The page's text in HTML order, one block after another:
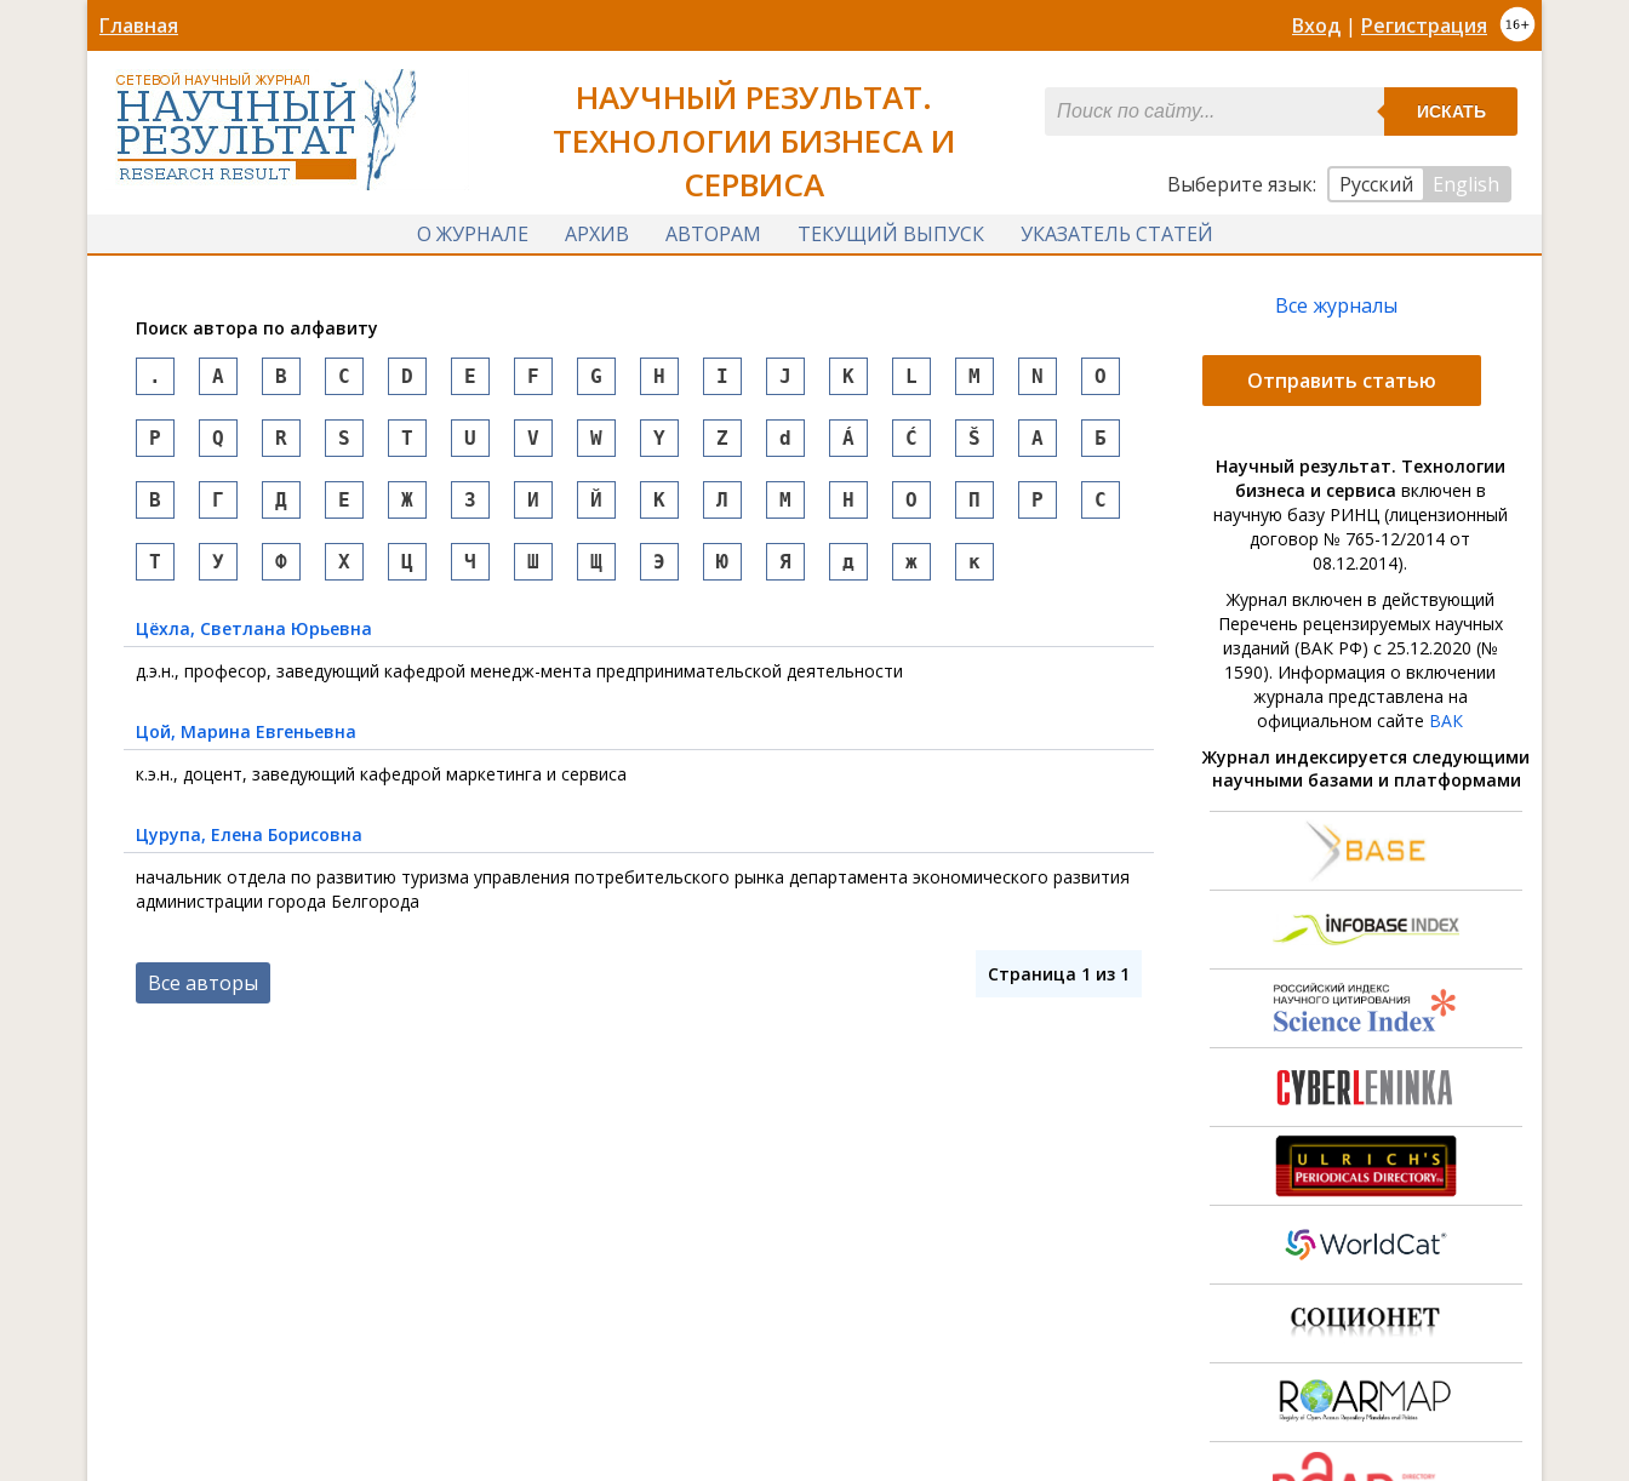
Главная Вход | Регистрация
НАУЧНЫЙ РЕЗУЛЬТАТ.
ТЕХНОЛОГИИ БИЗНЕСА И
СЕРВИСА
ИСКАТЬ
Выберите язык: Русский
English
О ЖУРНАЛЕ
АРХИВ АВТОРАМ ТЕКУЩИЙ ВЫПУСК УКАЗАТЕЛЬ СТАТЕЙ
Поиск автора по алфавиту
. A B C D E F G H I J K L M N O
P Q R S T U V W Y Z d Á Ć Š А Б
В Г Д Е Ж З И Й К Л М Н О П Р С
Т У Ф Х Ц Ч Ш Щ Э Ю Я д ж к
Цёхла, Светлана Юрьевна
д.э.н., професор, заведующий кафедрой менедж-мента предпринимательской деятельности
Цой, Марина Евгеньевна
к.э.н., доцент, заведующий кафедрой маркетинга и сервиса
Цурупа, Елена Борисовна
начальник отдела по развитию туризма управления потребительского рынка департамента экономического развития
администрации города Белгорода
Страница 1 из 1
Все авторы
Все журналы
Отправить статью
Научный результат. Технологии
бизнеса и сервиса включен в
научную базу РИНЦ (лицензионный
договор № 765-12/2014 от
08.12.2014).
Журнал включен в действующий
Перечень рецензируемых научных
изданий (ВАК РФ) с 25.12.2020 (№
1590). Информация о включении
журнала представлена на
официальном сайте ВАК
Журнал индексируется следующими
научными базами и платформами